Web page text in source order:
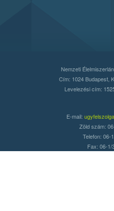
Nemzeti
Cím: 1024 Budapest,
Levelezési cím:
E-mail:
Zöld szám:
Telefon: 06-
Fax: 06-1/